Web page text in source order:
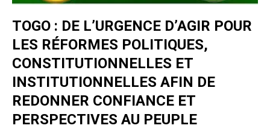
TOGO : DE L’URGENCE D’AGIR POUR
LES RÉFORMES POLITIQUES,
CONSTITUTIONNELLES ET
INSTITUTIONNELLES AFIN DE
REDONNER CONFIANCE ET
PERSPECTIVES AU PEUPLE